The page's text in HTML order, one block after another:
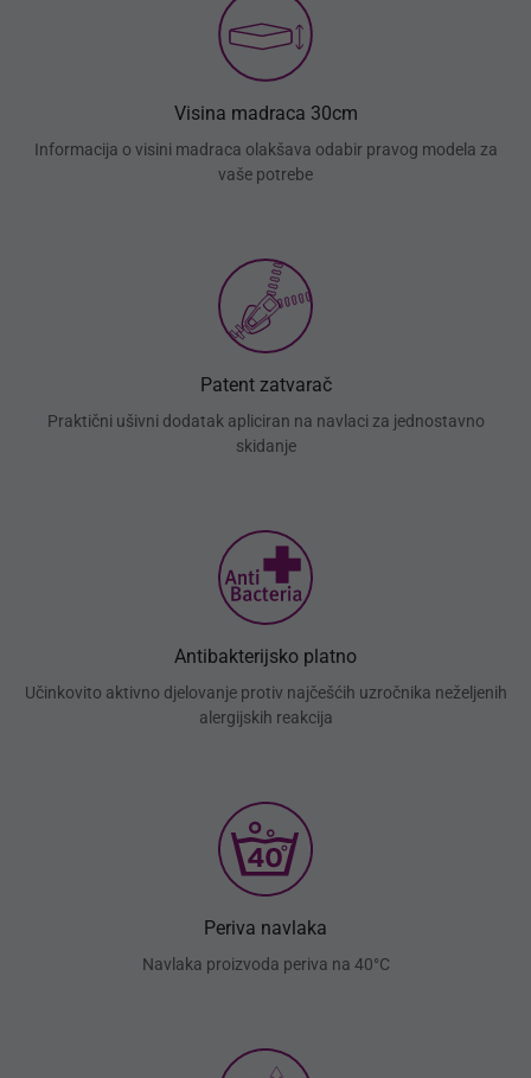
Visina madraca 30cm
Informacija o visini madraca olakšava odabir pravog modela za
vaše potrebe
Patent zatvarač
Praktični ušivni dodatak apliciran na navlaci za jednostavno
skidanje
Antibakterijsko platno
Učinkovito aktivno djelovanje protiv najčešćih uzročnika neželjenih
alergijskih reakcija
Periva navlaka
Navlaka proizvoda periva na 40°C